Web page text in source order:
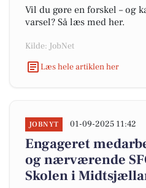
Vil du gøre en forskel – og
varsel? Så læs med her.
Kilde: JobNet
Læs hele artiklen her
JOBNYT 01-09-2025 11:42
Engageret
og nærværende
Skolen i